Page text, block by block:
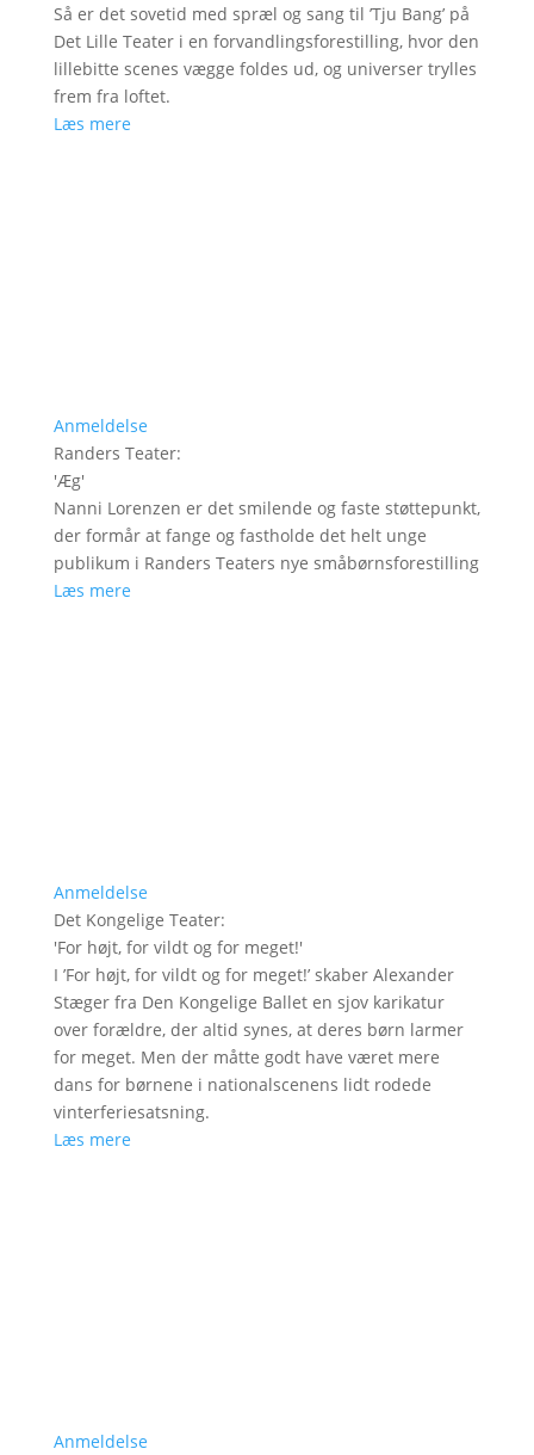
Så er det sovetid med spræl og sang til ’Tju Bang’ på
Det Lille Teater i en forvandlingsforestilling, hvor den
lillebitte scenes vægge foldes ud, og universer trylles
frem fra loftet.
Læs mere
Anmeldelse
Randers Teater:
'Æg'
Nanni Lorenzen er det smilende og faste støttepunkt,
der formår at fange og fastholde det helt unge
publikum i Randers Teaters nye småbørnsforestilling
Læs mere
Anmeldelse
Det Kongelige Teater:
'For højt, for vildt og for meget!'
I ’For højt, for vildt og for meget!’ skaber Alexander
Stæger fra Den Kongelige Ballet en sjov karikatur
over forældre, der altid synes, at deres børn larmer
for meget. Men der måtte godt have været mere
dans for børnene i nationalscenens lidt rodede
vinterferiesatsning.
Læs mere
Anmeldelse